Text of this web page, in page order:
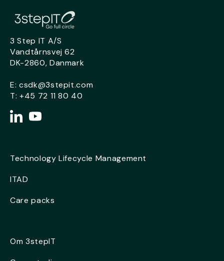
3 Step IT A/S
Vandtårnsvej 62
DK-2860, Danmark
E: csdk@3stepit.com
T: +45 72 11 80 40
Technology Lifecycle Management
ITAD
Care packs
Om 3stepIT